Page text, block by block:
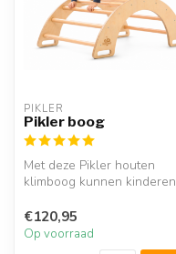
PIKLER
Pikler boog
Met deze Pikler houten
klimboog kunnen kinderen
schommelen. Oo...
€120,95
Op voorraad